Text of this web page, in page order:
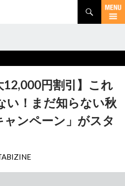
12,000円割引】これ
い！まだ知らない秋
ャンペーン」がスタ